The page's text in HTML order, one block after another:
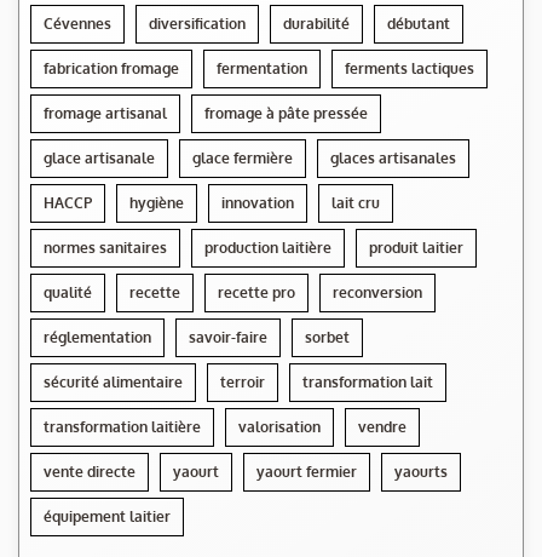
Cévennes diversification durabilité débutant
fabrication fromage fermentation ferments lactiques
fromage artisanal fromage à pâte pressée
glace artisanale glace fermière glaces artisanales
HACCP hygiène innovation lait cru
normes sanitaires production laitière produit laitier
qualité recette recette pro reconversion
réglementation savoir-faire sorbet
sécurité alimentaire terroir transformation lait
transformation laitière valorisation vendre
vente directe yaourt yaourt fermier yaourts
équipement laitier